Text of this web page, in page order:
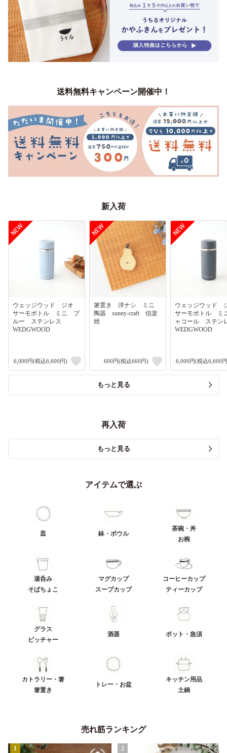
送料無料キャンペーン開催中！
新入荷
ウェッジウッド ジオ
サーモボトル ミニ ブ
ルー ステンレス
WEDGWOOD
6,000円(税込6,600円)
箸置き 洋ナシ ミニ
陶器 sunny-craft 信楽
焼
600円(税込660円)
ウェッジウッド
サーモボトル
ャコール ステ
WEDGWOOD
6,000円(税込6,600
もっと見る
再入荷
もっと見る
アイテムで選ぶ
皿 鉢・ボウル
茶碗・丼
お椀
湯呑み
そばちょこ
マグカップ
スープカップ
コーヒーカップ
ティーカップ
グラス
ピッチャー
酒器 ポット・急須
カトラリー・箸
箸置き
トレー・お盆
キッチン用品
土鍋
売れ筋ランキング
1 2